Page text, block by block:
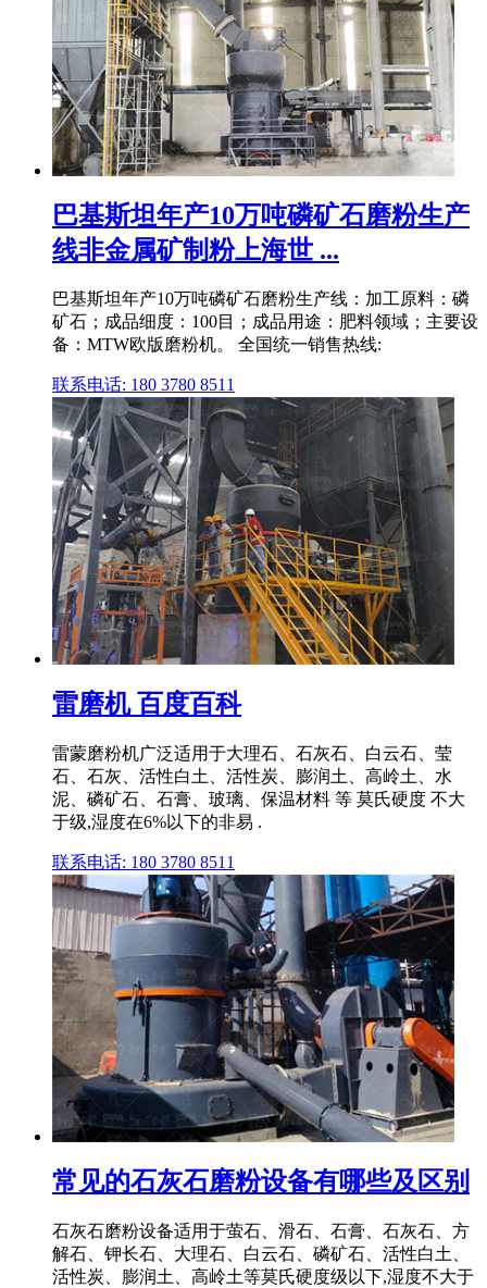
巴基斯坦年产10万吨磷矿石磨粉生产
线非金属矿制粉上海世 ...
巴基斯坦年产10万吨磷矿石磨粉生产线：加工原料：磷
矿石；成品细度：100目；成品用途：肥料领域；主要设
备：MTW欧版磨粉机。 全国统一销售热线:
联系电话: 180 3780 8511
雷磨机 百度百科
雷蒙磨粉机广泛适用于大理石、石灰石、白云石、莹
石、石灰、活性白土、活性炭、膨润土、高岭土、水
泥、磷矿石、石膏、玻璃、保温材料 等 莫氏硬度 不大
于级,湿度在6%以下的非易 .
联系电话: 180 3780 8511
常见的石灰石磨粉设备有哪些及区别
石灰石磨粉设备适用于萤石、滑石、石膏、石灰石、方
解石、钾长石、大理石、白云石、磷矿石、活性白土、
活性炭、膨润土、高岭土等莫氏硬度级以下,湿度不大于